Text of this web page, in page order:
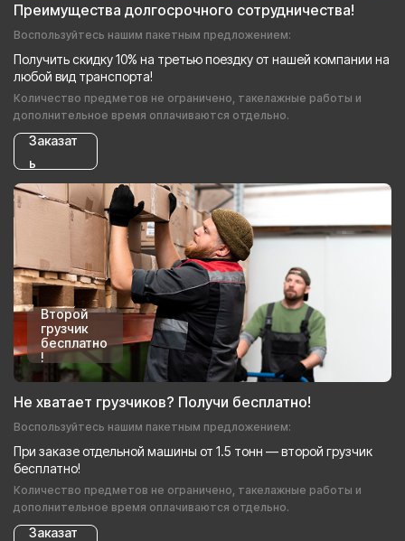
Преимущества долгосрочного сотрудничества!
Воспользуйтесь нашим пакетным предложением:
Получить скидку 10% на третью поездку от нашей компании на
любой вид транспорта!
Количество предметов не ограничено, такелажные работы и
дополнительное время оплачиваются отдельно.
Заказат
ь
Второй
грузчик
бесплатно
!
Не хватает грузчиков? Получи бесплатно!
Воспользуйтесь нашим пакетным предложением:
При заказе отдельной машины от 1.5 тонн — второй грузчик
бесплатно!
Количество предметов не ограничено, такелажные работы и
дополнительное время оплачиваются отдельно.
Заказат